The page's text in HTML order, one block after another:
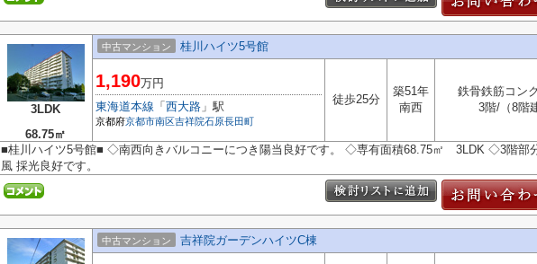
3LDK
68.75㎡
中古マンション 桂川ハイツ5号館
1,190万円
東海道本線 「 西大路 」駅
京都府京都市南区吉祥院石原長田町
徒歩25分
築51年
南西
鉄骨鉄筋コン
3階/（8階
■桂川ハイツ5号館■ ◇南西向きバルコニーにつき陽当良好です。 ◇専有面積68.75㎡ 3LDK ◇3階部
風 採光良好です。
中古マンション 吉祥院ガーデンハイツC棟